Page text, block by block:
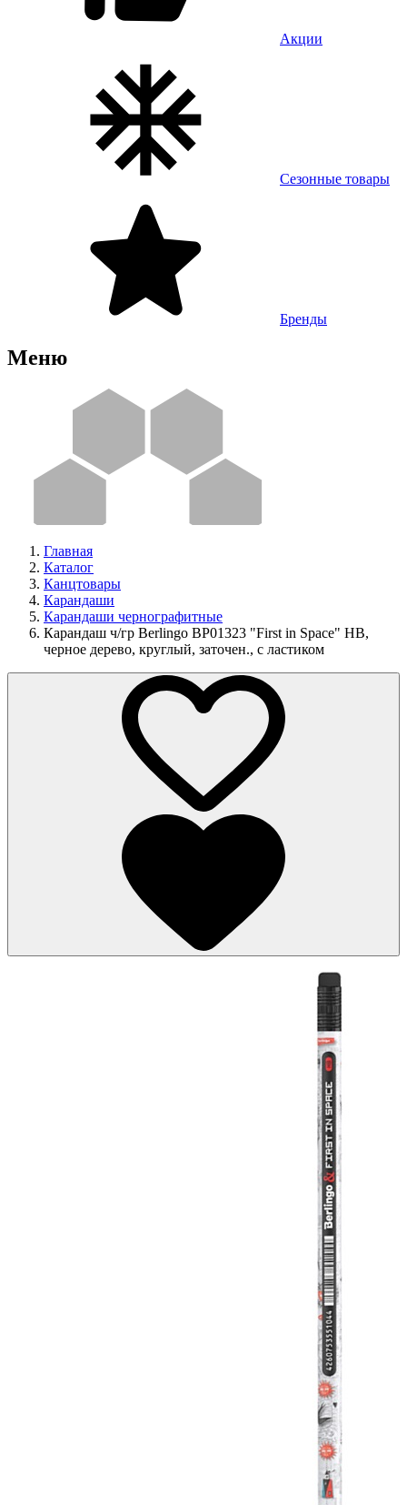
Акции
Сезонные товары
Бренды
Меню
Главная
Каталог
Канцтовары
Карандаши
Карандаши чернографитные
Карандаш ч/гр Berlingo BP01323 "First in Space" HB,
черное дерево, круглый, заточен., с ластиком